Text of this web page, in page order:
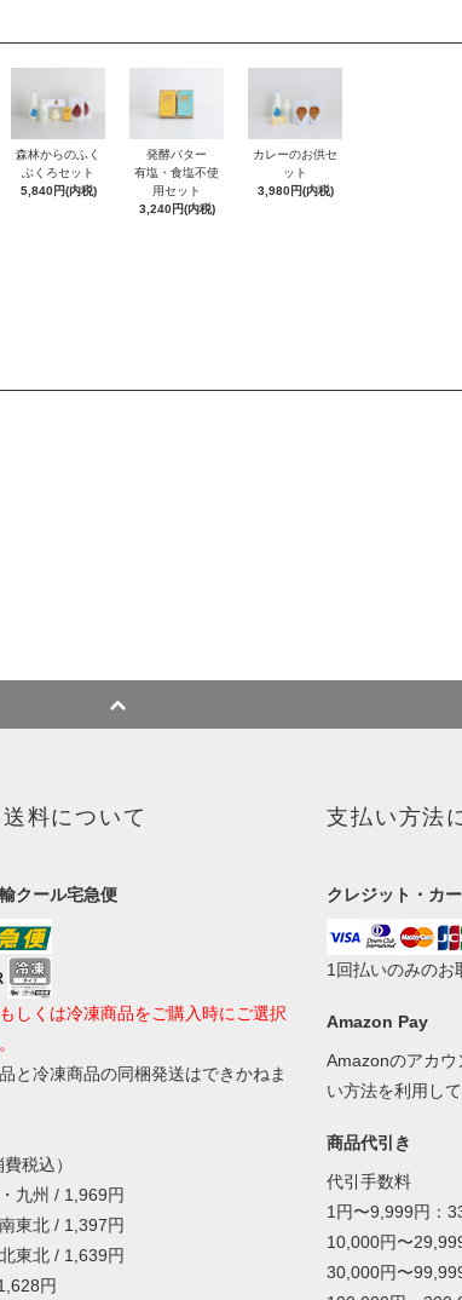
森林からのふく
ぶくろセット
5,840円(内税)
発酵バター
有塩・食塩不使
用セット
3,240円(内税)
カレーのお供セ
ット
3,980円(内税)
料について
クール宅急便
しくは冷凍商品をご購入時にご選択
と冷凍商品の同梱発送はできかねま
税込）
九州 / 1,969円
東北 / 1,397円
東北 / 1,639円
円
支払い方法
クレジット・カ
1回払いのみのお
Amazon Pay
Amazonのアカ
い方法を利用し
商品代引き
代引手数料
1円〜9,999円：
10,000円〜
30,000円〜